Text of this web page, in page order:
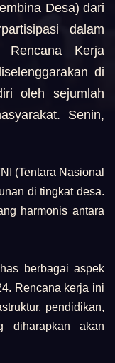
Desa) dari
dalam
Rencana Kerja
di
oleh sejumlah
Senin,
(Tentara Nasional
di tingkat desa.
harmonis antara
berbagai aspek
Rencana kerja ini
pendidikan,
diharapkan akan